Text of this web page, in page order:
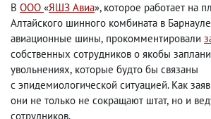
В ООО «ЯШЗ Авиа», которое работает на
Алтайского шинного комбината в
авиационные шины, прокомментировали
собственных сотрудников о якобы
увольнениях, которые будто бы связаны
с эпидемиологической ситуацией. Как
они не только не сокращают штат, но и
сотрудников.